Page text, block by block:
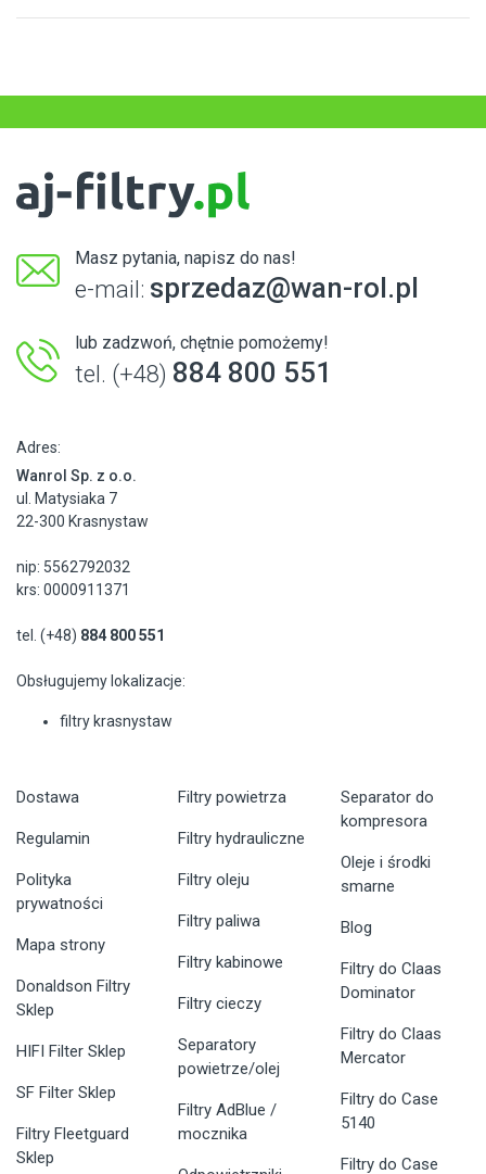
Masz pytania, napisz do nas!
e-mail: sprzedaz@wan-rol.pl
lub zadzwoń, chętnie pomożemy!
tel. (+48) 884 800 551
Adres:
Wanrol Sp. z o.o.
ul. Matysiaka 7
22-300 Krasnystaw
nip: 5562792032
krs: 0000911371
tel. (+48) 884 800 551
Obsługujemy lokalizacje:
filtry krasnystaw
Dostawa
Regulamin
Polityka
prywatności
Mapa strony
Donaldson Filtry
Sklep
HIFI Filter Sklep
SF Filter Sklep
Filtry Fleetguard
Sklep
Filtry powietrza
Filtry hydrauliczne
Filtry oleju
Filtry paliwa
Filtry kabinowe
Filtry cieczy
Separatory
powietrze/olej
Filtry AdBlue /
mocznika
Separator do
kompresora
Oleje i środki
smarne
Blog
Filtry do Claas
Dominator
Filtry do Claas
Mercator
Filtry do Case
5140
Filtry do Case